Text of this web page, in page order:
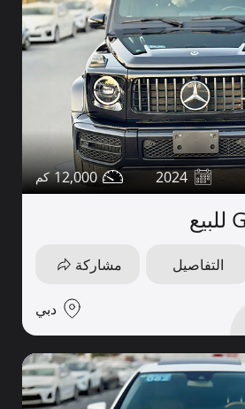
2024
12,000
التفاصيل مشاركة
دبي